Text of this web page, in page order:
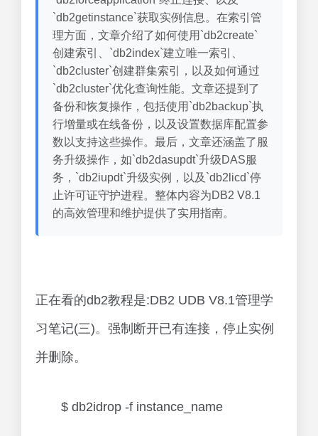
`db2getinstance`获取实例信息。在索引管
理方面，文章介绍了如何使用`db2create`
创建索引、`db2index`建立唯一索引、
`db2cluster`创建群集索引，以及如何通过
`db2cluster`优化查询性能。文章还提到了
备份和恢复操作，包括使用`db2backup`执
行增量或在线备份，以及设置数据库配置参
数以支持这些操作。最后，文章还涵盖了服
务升级操作，如`db2dasupdt`升级DAS服
务，`db2iupdt`升级实例，以及`db2licd`停
止许可证守护进程。整体内容为DB2 V8.1
的高效管理和维护提供了实用指南。
正在看的db2教程是:DB2 UDB V8.1管理学
习笔记(三)。强制断开已有连接，停止实例
并删除。
$ db2idrop -f instance_name